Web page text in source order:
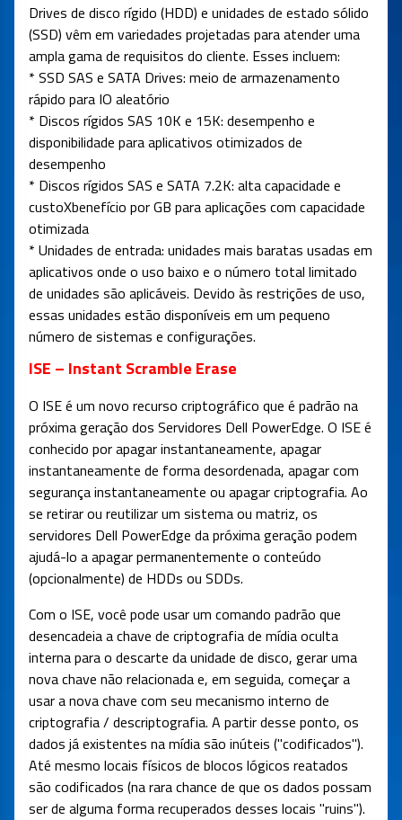
Drives de disco rígido (HDD) e unidades de estado sólido
(SSD) vêm em variedades projetadas para atender uma
ampla gama de requisitos do cliente. Esses incluem:
* SSD SAS e SATA Drives: meio de armazenamento
rápido para IO aleatório
* Discos rígidos SAS 10K e 15K: desempenho e
disponibilidade para aplicativos otimizados de
desempenho
* Discos rígidos SAS e SATA 7.2K: alta capacidade e
custoXbenefício por GB para aplicações com capacidade
otimizada
* Unidades de entrada: unidades mais baratas usadas em
aplicativos onde o uso baixo e o número total limitado
de unidades são aplicáveis. Devido às restrições de uso,
essas unidades estão disponíveis em um pequeno
número de sistemas e configurações.
ISE – Instant Scramble Erase
O ISE é um novo recurso criptográfico que é padrão na
próxima geração dos Servidores Dell PowerEdge. O ISE é
conhecido por apagar instantaneamente, apagar
instantaneamente de forma desordenada, apagar com
segurança instantaneamente ou apagar criptografia. Ao
se retirar ou reutilizar um sistema ou matriz, os
servidores Dell PowerEdge da próxima geração podem
ajudá-lo a apagar permanentemente o conteúdo
(opcionalmente) de HDDs ou SDDs.
Com o ISE, você pode usar um comando padrão que
desencadeia a chave de criptografia de mídia oculta
interna para o descarte da unidade de disco, gerar uma
nova chave não relacionada e, em seguida, começar a
usar a nova chave com seu mecanismo interno de
criptografia / descriptografia. A partir desse ponto, os
dados já existentes na mídia são inúteis ("codificados").
Até mesmo locais físicos de blocos lógicos reatados
são codificados (na rara chance de que os dados possam
ser de alguma forma recuperados desses locais "ruins").